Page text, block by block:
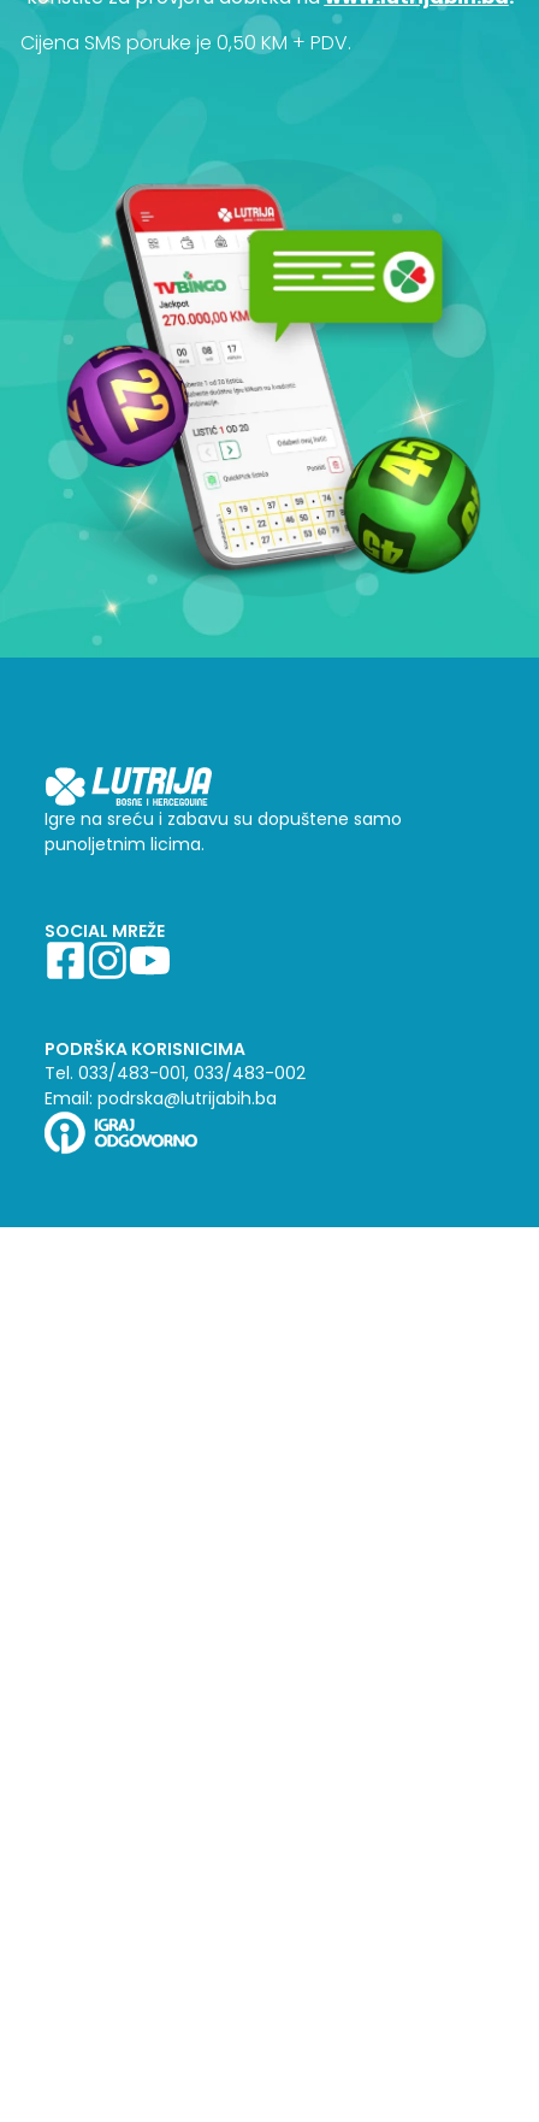
Cijena SMS poruke je 0,50 KM + PDV.
Igre na sreću i zabavu su dopuštene samo
punoljetnim licima.
SOCIAL MREŽE
PODRŠKA KORISNICIMA
Tel. 033/483-001, 033/483-002
Email: podrska@lutrijabih.ba